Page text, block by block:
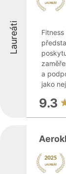
Laureáti
a
jako
9.3